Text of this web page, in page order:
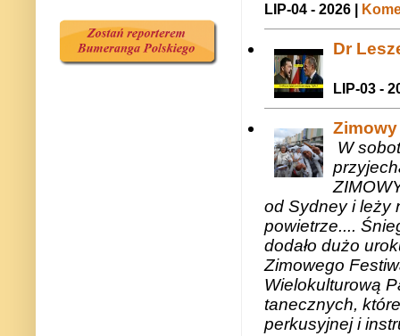
LIP-04 - 2026 |
Dr
LIP-03 -
W
od Sydney i leży
powietrze....
dodało dużo
Zimowego
Wielokulturową
tanecznych,
perkusyjnej i